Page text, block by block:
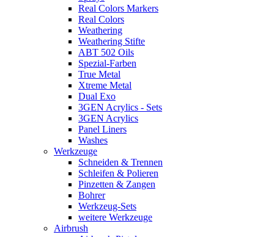
Real Colors Markers
Real Colors
Weathering
Weathering Stifte
ABT 502 Oils
Spezial-Farben
True Metal
Xtreme Metal
Dual Exo
3GEN Acrylics - Sets
3GEN Acrylics
Panel Liners
Washes
Werkzeuge
Schneiden & Trennen
Schleifen & Polieren
Pinzetten & Zangen
Bohrer
Werkzeug-Sets
weitere Werkzeuge
Airbrush